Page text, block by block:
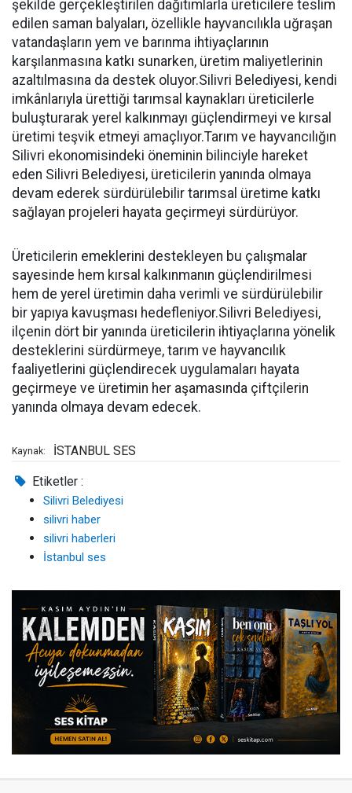
şekilde gerçekleştirilen dağıtımlarla üreticilere teslim
edilen saman balyaları, özellikle hayvancılıkla uğraşan
vatandaşların yem ve barınma ihtiyaçlarının
karşılanmasına katkı sunarken, üretim maliyetlerinin
azaltılmasına da destek oluyor.Silivri Belediyesi, kendi
imkânlarıyla ürettiği tarımsal kaynakları üreticilerle
buluşturarak yerel kalkınmayı güçlendirmeyi ve kırsal
üretimi teşvik etmeyi amaçlıyor.Tarım ve hayvancılığın
Silivri ekonomisindeki öneminin bilinciyle hareket
eden Silivri Belediyesi, üreticilerin yanında olmaya
devam ederek sürdürülebilir tarımsal üretime katkı
sağlayan projeleri hayata geçirmeyi sürdürüyor.
Üreticilerin emeklerini destekleyen bu çalışmalar
sayesinde hem kırsal kalkınmanın güçlendirilmesi
hem de yerel üretimin daha verimli ve sürdürülebilir
bir yapıya kavuşması hedefleniyor.Silivri Belediyesi,
ilçenin dört bir yanında üreticilerin ihtiyaçlarına yönelik
desteklerini sürdürmeye, tarım ve hayvancılık
faaliyetlerini güçlendirecek uygulamaları hayata
geçirmeye ve üretimin her aşamasında çiftçilerin
yanında olmaya devam edecek.
Kaynak: İSTANBUL SES
Etiketler :
Silivri Belediyesi
silivri haber
silivri haberleri
İstanbul ses